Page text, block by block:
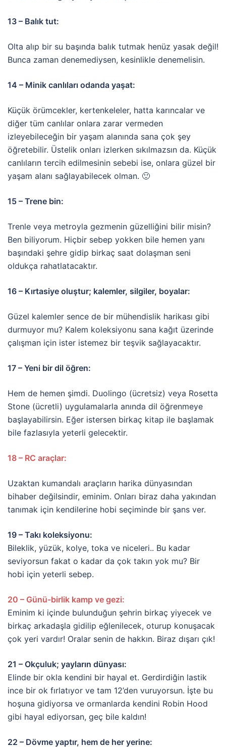
13 – Balık tut:
Olta alıp bir su başında balık tutmak henüz yasak değil!
Bunca zaman denemediysen, kesinlikle denemelisin.
14 – Minik canlıları odanda yaşat:
Küçük örümcekler, kertenkeleler, hatta karıncalar ve
diğer tüm canlılar onlara zarar vermeden
izleyebileceğin bir yaşam alanında sana çok şey
öğretebilir. Üstelik onları izlerken sıkılmazsın da. Küçük
canlıların tercih edilmesinin sebebi ise, onlara güzel bir
yaşam alanı sağlayabilecek olman. 🙂
15 – Trene bin:
Trenle veya metroyla gezmenin güzelliğini bilir misin?
Ben biliyorum. Hiçbir sebep yokken bile hemen yanı
başındaki şehre gidip birkaç saat dolaşman seni
oldukça rahatlatacaktır.
16 – Kırtasiye oluştur; kalemler, silgiler, boyalar:
Güzel kalemler sence de bir mühendislik harikası gibi
durmuyor mu? Kalem koleksiyonu sana kağıt üzerinde
çalışman için ister istemez bir teşvik sağlayacaktır.
17 – Yeni bir dil öğren:
Hem de hemen şimdi. Duolingo (ücretsiz) veya Rosetta
Stone (ücretli) uygulamalarla anında dil öğrenmeye
başlayabilirsin. Eğer istersen birkaç kitap ile başlamak
bile fazlasıyla yeterli gelecektir.
18 – RC araçlar:
Uzaktan kumandalı araçların harika dünyasından
bihaber değilsindir, eminim. Onları biraz daha yakından
tanımak için kendilerine hobi seçiminde bir şans ver.
19 – Takı koleksiyonu:
Bileklik, yüzük, kolye, toka ve niceleri.. Bu kadar
seviyorsun fakat o kadar da çok takın yok mu? Bir
hobi için yeterli sebep.
20 – Günü-birlik kamp ve gezi:
Eminim ki içinde bulunduğun şehrin birkaç yiyecek ve
birkaç arkadaşla gidilip eğlenilecek, oturup konuşacak
çok yeri vardır! Oralar senin de hakkın. Biraz dışarı çık!
21 – Okçuluk; yayların dünyası:
Elinde bir okla kendini bir hayal et. Gerdirdiğin lastik
ince bir ok fırlatıyor ve tam 12’den vuruyorsun. İşte bu
hoşuna gidiyorsa ve ormanlarda kendini Robin Hood
gibi hayal ediyorsan, geç bile kaldın!
22 – Dövme yaptır, hem de her yerine: